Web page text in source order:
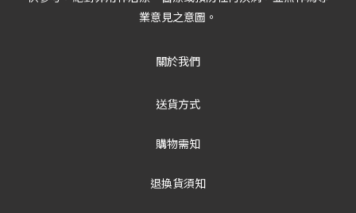
業意見之意圖。
關於我們
送貨方式
購物需知
退換貨須知